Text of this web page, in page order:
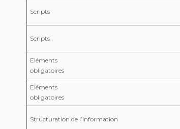
Scripts
Scripts
Eléments
obligatoires
Eléments
obligatoires
Structuration de l’information